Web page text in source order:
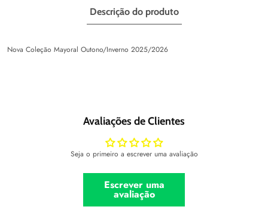
Descrição do produto
Nova Coleção Mayoral Outono/Inverno 2025/2026
Avaliações de Clientes
Seja o primeiro a escrever uma avaliação
Escrever uma
avaliação